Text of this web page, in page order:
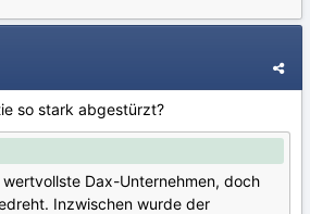
so stark abgestürzt?
wertvollste Dax-Unternehmen, doch
Inzwischen wurde der